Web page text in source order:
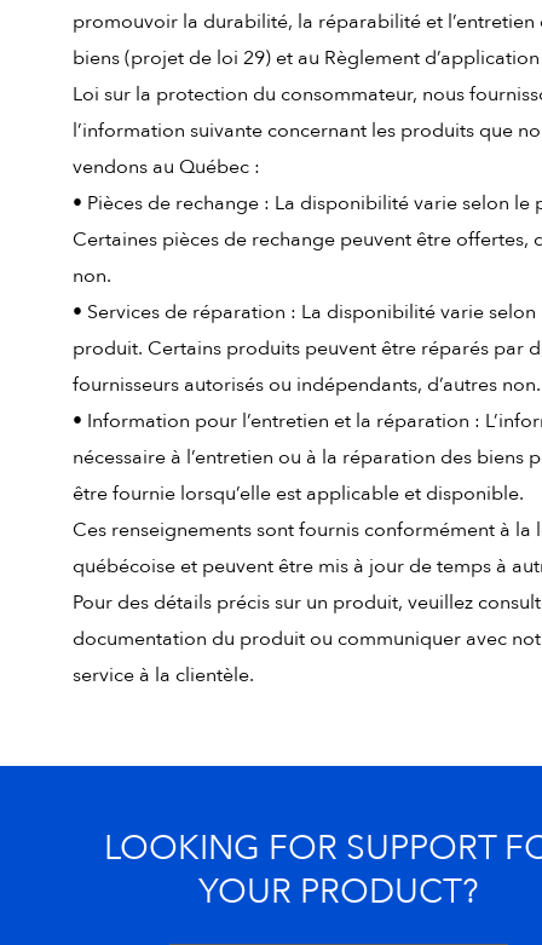
promouvoir la durabilité, la réparabilité et l’entretien
biens (projet de loi 29) et au Règlement
Loi sur la protection du consommateur, nous
l’information suivante concernant les produits que
vendons au Québec :
• Pièces de rechange : La disponibilité varie selon le
Certaines pièces de rechange peuvent être offertes,
non.
• Services de réparation : La disponibilité varie selon
produit. Certains produits peuvent être réparés par
fournisseurs autorisés ou indépendants, d’autres non.
• Information pour l’entretien et la réparation :
nécessaire à l’entretien ou à la réparation des biens
être fournie lorsqu’elle est applicable et disponible.
Ces renseignements sont fournis conformément à la
québécoise et peuvent être mis à jour de temps à
Pour des détails précis sur un produit, veuillez
documentation du produit ou communiquer avec
service à la clientèle.
LOOKING FOR SUPPORT
YOUR PRODUCT?